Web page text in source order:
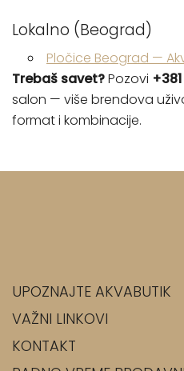
Lokalno (Beograd)
Pločice Beograd —
Trebaš savet?Pozovi
salon — više brendova
format i kombinacije.
UPOZNAJTE AKVABUTIK
VAŽNI LINKOVI
KONTAKT